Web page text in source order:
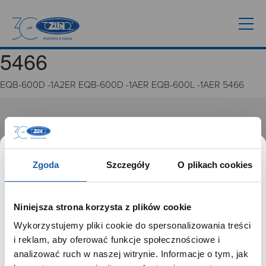
Zgoda Szczegóły O plikach cookies
Niniejsza strona korzysta z plików cookie
Wykorzystujemy pliki cookie do spersonalizowania treści
i reklam, aby oferować funkcje społecznościowe i
analizować ruch w naszej witrynie. Informacje o tym, jak
5466
EQB-600D -1A2ER EQB-600D -1AER EQB-600L -1AER 5466
GRUPA ZIBI
Historia
Misja, wizja i wartości Grupy Zibi
Ważne daty
Zgoda na ciasteczka
PRODUKTY
Zegarki
SZANOWNY UŻYTKOWNIKU,
SZANOWNA UŻYTKOWNICZKO